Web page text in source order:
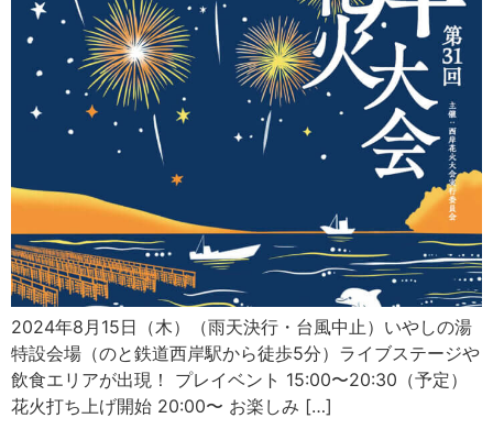
2024年8月15日（木）（雨天決行・台風中止）いやしの湯
特設会場（のと鉄道西岸駅から徒歩5分）ライブステージや
飲食エリアが出現！ プレイベント 15:00〜20:30（予定）
花火打ち上げ開始 20:00〜 お楽しみ […]